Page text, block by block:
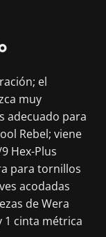
el
muy
adecuado para
Rebel; viene
Hex-Plus
para tornillos
acodadas
de Wera
1 cinta métrica